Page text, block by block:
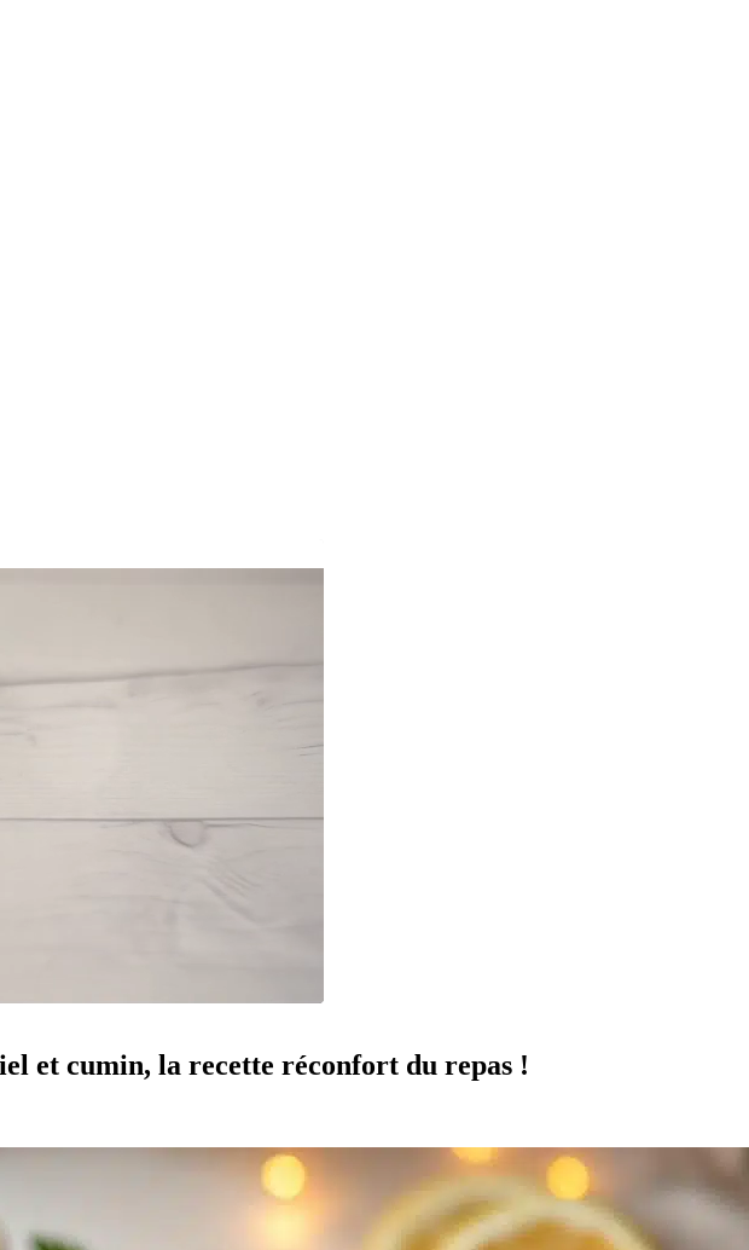
et cumin, la recette réconfort du repas !